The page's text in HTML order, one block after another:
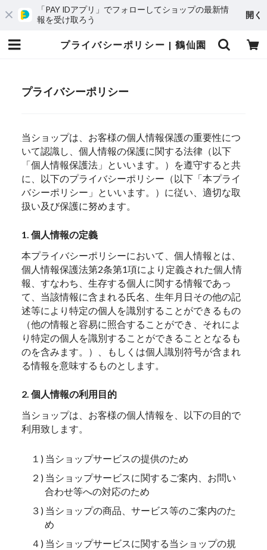
「PAY IDアプリ」でフォローしてショップの最新情
報を受け取ろう
開く
プライバシーポリシー | 鶴仙園
プライバシーポリシー
当ショップは、お客様の個人情報保護の重要性につ
いて認識し、個人情報の保護に関する法律（以下
「個人情報保護法」といいます。）を遵守すると共
に、以下のプライバシーポリシー（以下「本プライ
バシーポリシー」といいます。）に従い、適切な取
扱い及び保護に努めます。
1. 個人情報の定義
本プライバシーポリシーにおいて、個人情報とは、
個人情報保護法第2条第1項により定義された個人情
報、すなわち、生存する個人に関する情報であっ
て、当該情報に含まれる氏名、生年月日その他の記
述等により特定の個人を識別することができるもの
（他の情報と容易に照合することができ、それによ
り特定の個人を識別することができることとなるも
のを含みます。）、もしくは個人識別符号が含まれ
る情報を意味するものとします。
2. 個人情報の利用目的
当ショップは、お客様の個人情報を、以下の目的で
利用致します。
１) 当ショップサービスの提供のため
２) 当ショップサービスに関するご案内、お問い
合わせ等への対応のため
３) 当ショップの商品、サービス等のご案内のた
め
４) 当ショップサービスに関する当ショップの規